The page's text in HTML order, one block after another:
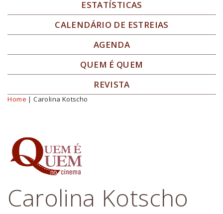
ESTATÍSTICAS
CALENDÁRIO DE ESTREIAS
AGENDA
QUEM É QUEM
REVISTA
Você está aqui
Home | Carolina Kotscho
Carolina Kotscho